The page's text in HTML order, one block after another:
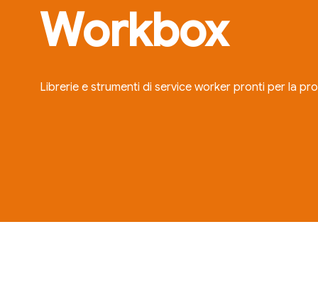
Workbox
Librerie e strumenti di service worker pronti per la